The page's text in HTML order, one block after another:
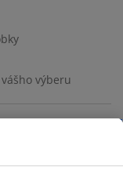
výberu
x D14 cm